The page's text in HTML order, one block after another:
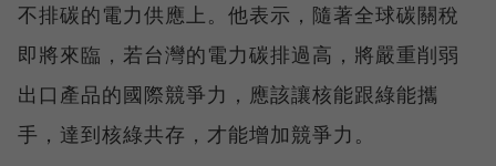
不排碳的電力供應上。他表示，隨著全球碳關稅
即將來臨，若台灣的電力碳排過高，將嚴重削弱
出口產品的國際競爭力，應該讓核能跟綠能攜
手，達到核綠共存，才能增加競爭力。